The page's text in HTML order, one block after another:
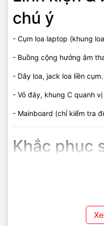
chú ý
- Cụm loa laptop (khung
- Buồng cộng hưởng âm
- Dây loa, jack loa liền cụm.
- Vỏ đáy, khung C quanh vị
- Mainboard (chỉ kiểm tra
Khắc phục
- Test loa bằng nguồn